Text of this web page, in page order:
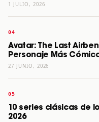
1 JULIO, 2026
Avatar: The Last
Personaje Más
27 JUNIO, 2026
10 series clásicas de
2026